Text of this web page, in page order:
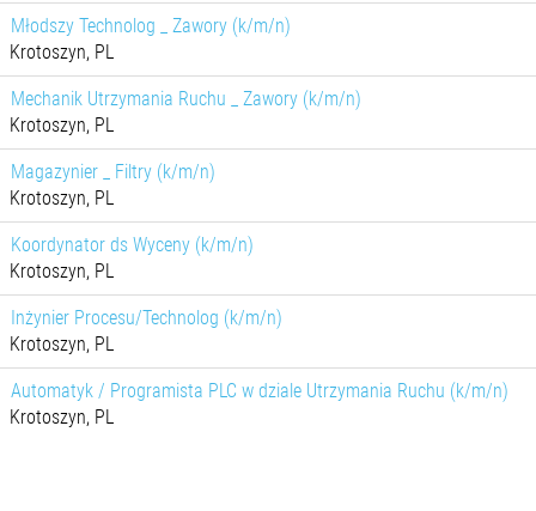
Młodszy Technolog _ Zawory (k/m/n)
Krotoszyn, PL
Mechanik Utrzymania Ruchu _ Zawory (k/m/n)
Krotoszyn, PL
Magazynier _ Filtry (k/m/n)
Krotoszyn, PL
Koordynator ds Wyceny (k/m/n)
Krotoszyn, PL
Inżynier Procesu/Technolog (k/m/n)
Krotoszyn, PL
Automatyk / Programista PLC w dziale Utrzymania Ruchu (k/m/n)
Krotoszyn, PL